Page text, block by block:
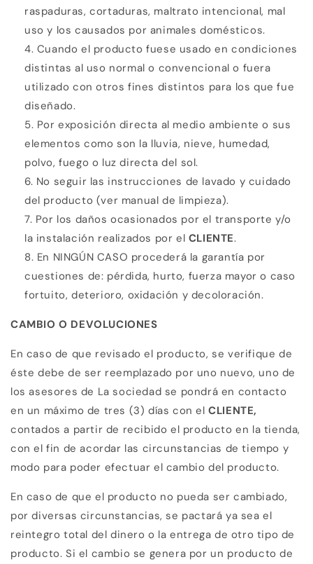
raspaduras, cortaduras, maltrato intencional, mal
uso y los causados por animales domésticos.
Cuando el producto fuese usado en condiciones
distintas al uso normal o convencional o fuera
utilizado con otros fines distintos para los que fue
diseñado.
Por exposición directa al medio ambiente o sus
elementos como son la lluvia, nieve, humedad,
polvo, fuego o luz directa del sol.
No seguir las instrucciones de lavado y cuidado
del producto (ver manual de limpieza).
Por los daños ocasionados por el transporte y/o
la instalación realizados por el CLIENTE.
En NINGÚN CASO procederá la garantía por
cuestiones de: pérdida, hurto, fuerza mayor o caso
fortuito, deterioro, oxidación y decoloración.
CAMBIO O DEVOLUCIONES
En caso de que revisado el producto, se verifique de
éste debe de ser reemplazado por uno nuevo, uno de
los asesores de La sociedad se pondrá en contacto
en un máximo de tres (3) días con elCLIENTE,
contados a partir de recibido el producto en la tienda,
con el fin de acordar las circunstancias de tiempo y
modo para poder efectuar el cambio del producto.
En caso de que el producto no pueda ser cambiado,
por diversas circunstancias, se pactará ya sea el
reintegro total del dinero o la entrega de otro tipo de
producto. Si el cambio se genera por un producto de